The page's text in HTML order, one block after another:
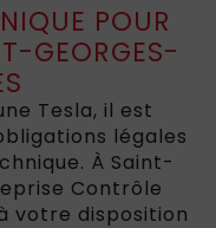
POUR
GEORGES-
Tesla, il est
légales
À Saint-
Contrôle
votre disposition